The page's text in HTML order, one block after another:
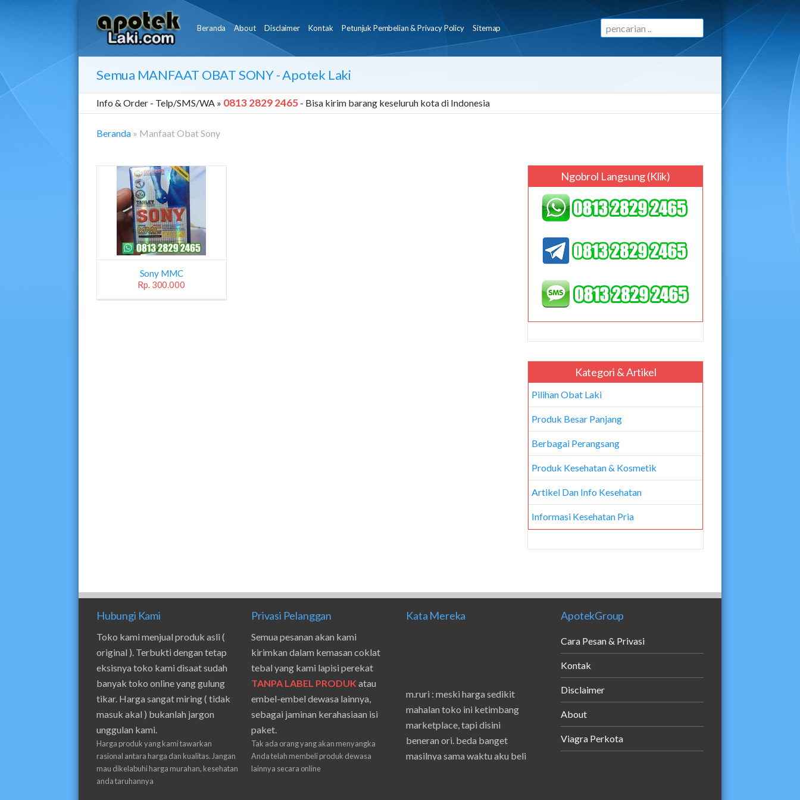
Beranda About Disclaimer Kontak Petunjuk Pembelian & Privacy Policy Sitemap
Semua MANFAAT OBAT SONY- Apotek Laki
Info & Order - Telp/SMS/WA » 0813 2829 2465 - Bisa kirim barang keseluruh kota di Indonesia
Beranda » Manfaat Obat Sony
Manfaat
Obat
Sony
Sony MMC
Rp. 300.000
Ngobrol Langsung (klik)
Kategori & Artikel
Pilihan Obat Laki
Produk Besar Panjang
Berbagai Perangsang
Produk Kesehatan & Kosmetik
Artikel Dan Info Kesehatan
Informasi Kesehatan Pria
Hubungi Kami
Toko kami menjual produk asli (
original ). Terbukti dengan tetap
eksisnya toko kami disaat sudah
banyak toko online yang gulung
tikar. Harga sangat miring ( tidak
masuk akal ) bukanlah jargon
unggulan kami.
Harga produk yang kami tawarkan
rasional antara harga dan kualitas. Jangan
mau dikelabuhi harga murahan, kesehatan
anda taruhannya
Privasi Pelanggan
Semua pesanan akan kami
kirimkan dalam kemasan coklat
tebal yang kami lapisi perekat
TANPA LABEL PRODUKatau
embel-embel dewasa lainnya,
sebagai jaminan kerahasiaan isi
paket.
Tak ada orang yang akan menyangka
Anda telah membeli produk dewasa
lainnya secara online
Kata Mereka
m.ruri : meski harga sedikit
mahalan toko ini ketimbang
marketplace, tapi disini
beneran ori. beda banget
masilnya sama waktu aku beli
ApotekGroup
Cara Pesan & Privasi
Kontak
Disclaimer
About
Viagra Perkota